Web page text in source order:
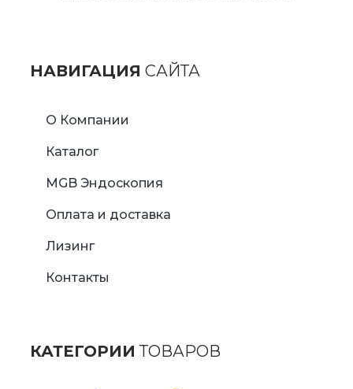
НАВИГАЦИЯ САЙТА
О Компании
Каталог
MGB Эндоскопия
Оплата и доставка
Лизинг
Контакты
КАТЕГОРИИ ТОВАРОВ